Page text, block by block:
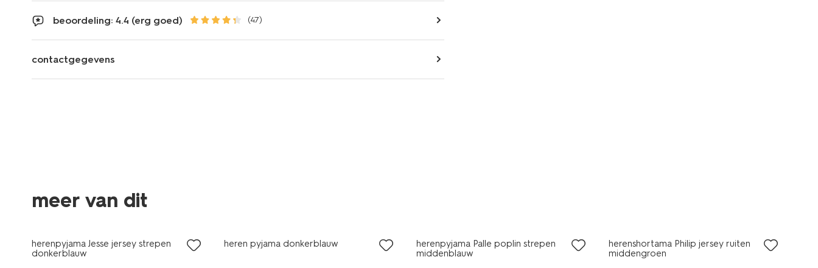
beoordeling: 4.4 (erg goed) (47)
contactgegevens
meer van dit
herenpyjama Jesse jersey strepen
donkerblauw
heren pyjama donkerblauw
herenpyjama Palle poplin strepen
middenblauw
herenshortama Philip jersey ruiten
middengroen